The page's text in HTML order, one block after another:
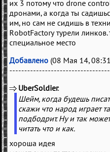
их 3 потому что drone
дронами, а когда ты
им, но сам не сидишь в
RobotFactory турели
специальное место
Добавлено (08 Мая 14,
UberSoldier
Шейм, когда будешь
скажи что народ играет
подбодрит. Ну и так
читать что и как.
хороша идея